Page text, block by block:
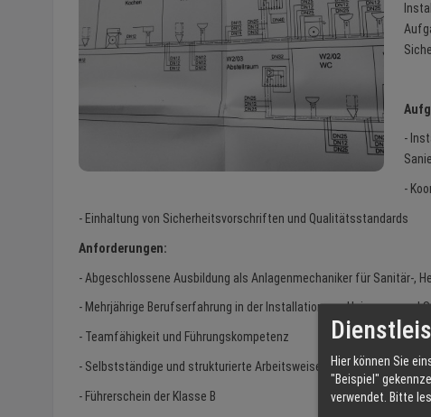
-
-
- Einhaltung von Sicherheitsvorschriften und Qualitätsstandards
Anforderungen:
- Abgeschlossene Ausbildung als Anlagenmechaniker für Sanitär-,
- Mehrjährige Berufserfahrung in der Installation von Heizungs- und
- Teamfähigkeit und Führungskompetenz
- Selbstständige und strukturierte Arbeitsweise
- Führerschein der Klasse B
Hier können Sie
"Beispiel"
verwendet. Bitte